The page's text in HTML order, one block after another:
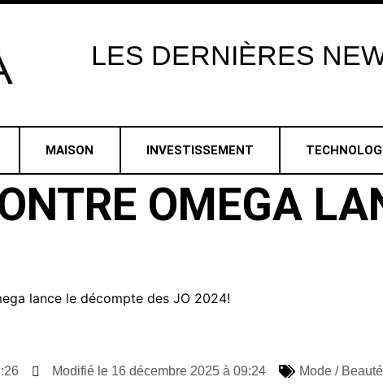
LES DERNIÈRES
MAISON INVESTISSEMENT
OMEGA
lance le décompte des JO 2024!
Modifié le 16 décembre 2025 à 09:24 Mode / Beauté